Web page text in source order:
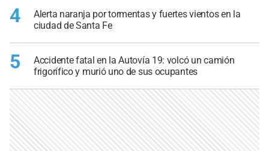
4
Alerta naranja por tormentas y fuertes vientos en la
ciudad de Santa Fe
5
Accidente fatal en la Autovía 19: volcó un camión
frigorífico y murió uno de sus ocupantes